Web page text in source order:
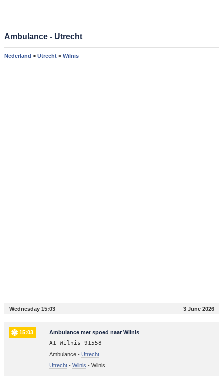
Ambulance - Utrecht
Nederland > Utrecht> Wilnis
Wednesday 15:03 3 June 2026
15:03 Ambulance met spoed naar Wilnis
A1 Wilnis 91558
Ambulance - Utrecht
Utrecht- Wilnis - Wilnis